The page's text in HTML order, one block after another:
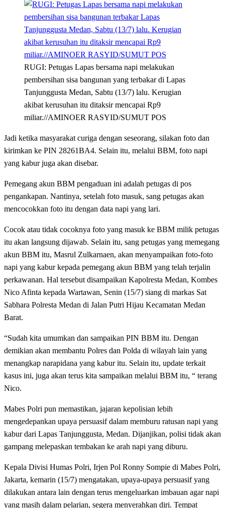
RUGI: Petugas Lapas bersama napi melakukan
pembersihan sisa bangunan yang terbakar di Lapas
Tanjunggusta Medan, Sabtu (13/7) lalu. Kerugian
akibat kerusuhan itu ditaksir mencapai Rp9
miliar.//AMINOER RASYID/SUMUT POS
Jadi ketika masyarakat curiga dengan seseorang, silakan foto dan
kirimkan ke PIN 28261BA4. Selain itu, melalui BBM, foto napi
yang kabur juga akan disebar.
Pemegang akun BBM pengaduan ini adalah petugas di pos
pengankapan. Nantinya, setelah foto masuk, sang petugas akan
mencocokkan foto itu dengan data napi yang lari.
Cocok atau tidak cocoknya foto yang masuk ke BBM milik petugas
itu akan langsung dijawab. Selain itu, sang petugas yang memegang
akun BBM itu, Masrul Zulkarnaen, akan menyampaikan foto-foto
napi yang kabur kepada pemegang akun BBM yang telah terjalin
perkawanan. Hal tersebut disampaikan Kapolresta Medan, Kombes
Nico Afinta kepada Wartawan, Senin (15/7) siang di markas Sat
Sabhara Polresta Medan di Jalan Putri Hijau Kecamatan Medan
Barat.
“Sudah kita umumkan dan sampaikan PIN BBM itu. Dengan
demikian akan membantu Polres dan Polda di wilayah lain yang
menangkap narapidana yang kabur itu. Selain itu, update terkait
kasus ini, juga akan terus kita sampaikan melalui BBM itu, “ terang
Nico.
Mabes Polri pun memastikan, jajaran kepolisian lebih
mengedepankan upaya persuasif dalam memburu ratusan napi yang
kabur dari Lapas Tanjunggusta, Medan. Dijanjikan, polisi tidak akan
gampang melepaskan tembakan ke arah napi yang diburu.
Kepala Divisi Humas Polri, Irjen Pol Ronny Sompie di Mabes Polri,
Jakarta, kemarin (15/7) mengatakan, upaya-upaya persuasif yang
dilakukan antara lain dengan terus mengeluarkan imbauan agar napi
yang masih dalam pelarian, segera menyerahkan diri. Tempat